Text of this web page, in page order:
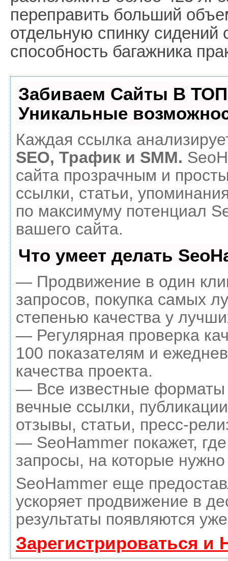
переправить больший
отдельную спинку сидений
способность багажника
Забиваем Сайты В
Уникальные
Каждая ссылка
SEO, Трафик и SMM.
сайта прозрачным и
ссылки, статьи,
по максимуму потенциал
вашего сайта.
Что умеет делать
— Продвижение в один
запросов, покупка самых
степенью качества у
— Регулярная проверка
100 показателям и
качества проекта.
— Все известные форматы
вечные ссылки,
отзывы, статьи, пресс-
— SeoHammer покажет,
запросы, на которые
SeoHammer еще
ускоряет продвижение в
результаты появляются
Зарегистрироваться и